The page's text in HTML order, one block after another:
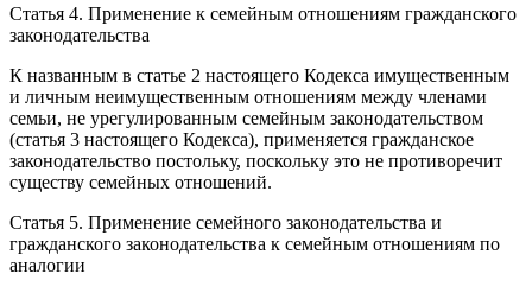
Статья 4. Применение к семейным отношениям гражданского
законодательства
К названным в статье 2 настоящего Кодекса имущественным
и личным неимущественным отношениям между членами
семьи, не урегулированным семейным законодательством
(статья 3 настоящего Кодекса), применяется гражданское
законодательство постольку, поскольку это не противоречит
существу семейных отношений.
Статья 5. Применение семейного законодательства и
гражданского законодательства к семейным отношениям по
аналогии